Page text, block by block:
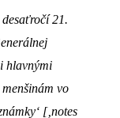
21.
hlavnými
vo
[‚notes